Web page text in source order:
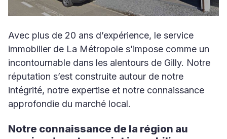
Avec plus de 20 ans d’expérience, le service
immobilier de La Métropole s’impose comme un
incontournable dans les alentours de Gilly. Notre
réputation s’est construite autour de notre
intégrité, notre expertise et notre connaissance
approfondie du marché local.
Notre connaissance de la région au